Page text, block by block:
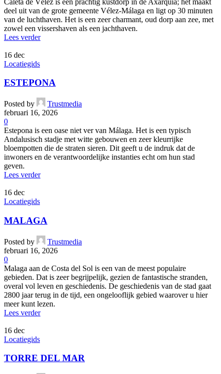
deel uit van de grote gemeente Vélez-Málaga en ligt op 30 minuten
van de luchthaven. Het is een zeer charmant, oud dorp aan zee, met
zowel een vissershaven als een jachthaven.
Lees verder
16 dec
Locatiegids
ESTEPONA
Posted by
Trustmedia
februari 16, 2026
0
Estepona is een oase niet ver van Málaga. Het is een typisch
Andalusisch stadje met witte gebouwen en zeer kleurrijke
bloempotten die de straten sieren. Dit geeft u de indruk dat de
inwoners en de verantwoordelijke instanties echt om hun stad
geven.
Lees verder
16 dec
Locatiegids
MALAGA
Posted by
Trustmedia
februari 16, 2026
0
Malaga aan de Costa del Sol is een van de meest populaire
gebieden. Dat is zeer begrijpelijk, gezien de fantastische stranden,
overal vol leven en geschiedenis. De geschiedenis van de stad gaat
2800 jaar terug in de tijd, een ongelooflijk gebied waarover u hier
meer kunt lezen.
Lees verder
16 dec
Locatiegids
TORRE DEL MAR